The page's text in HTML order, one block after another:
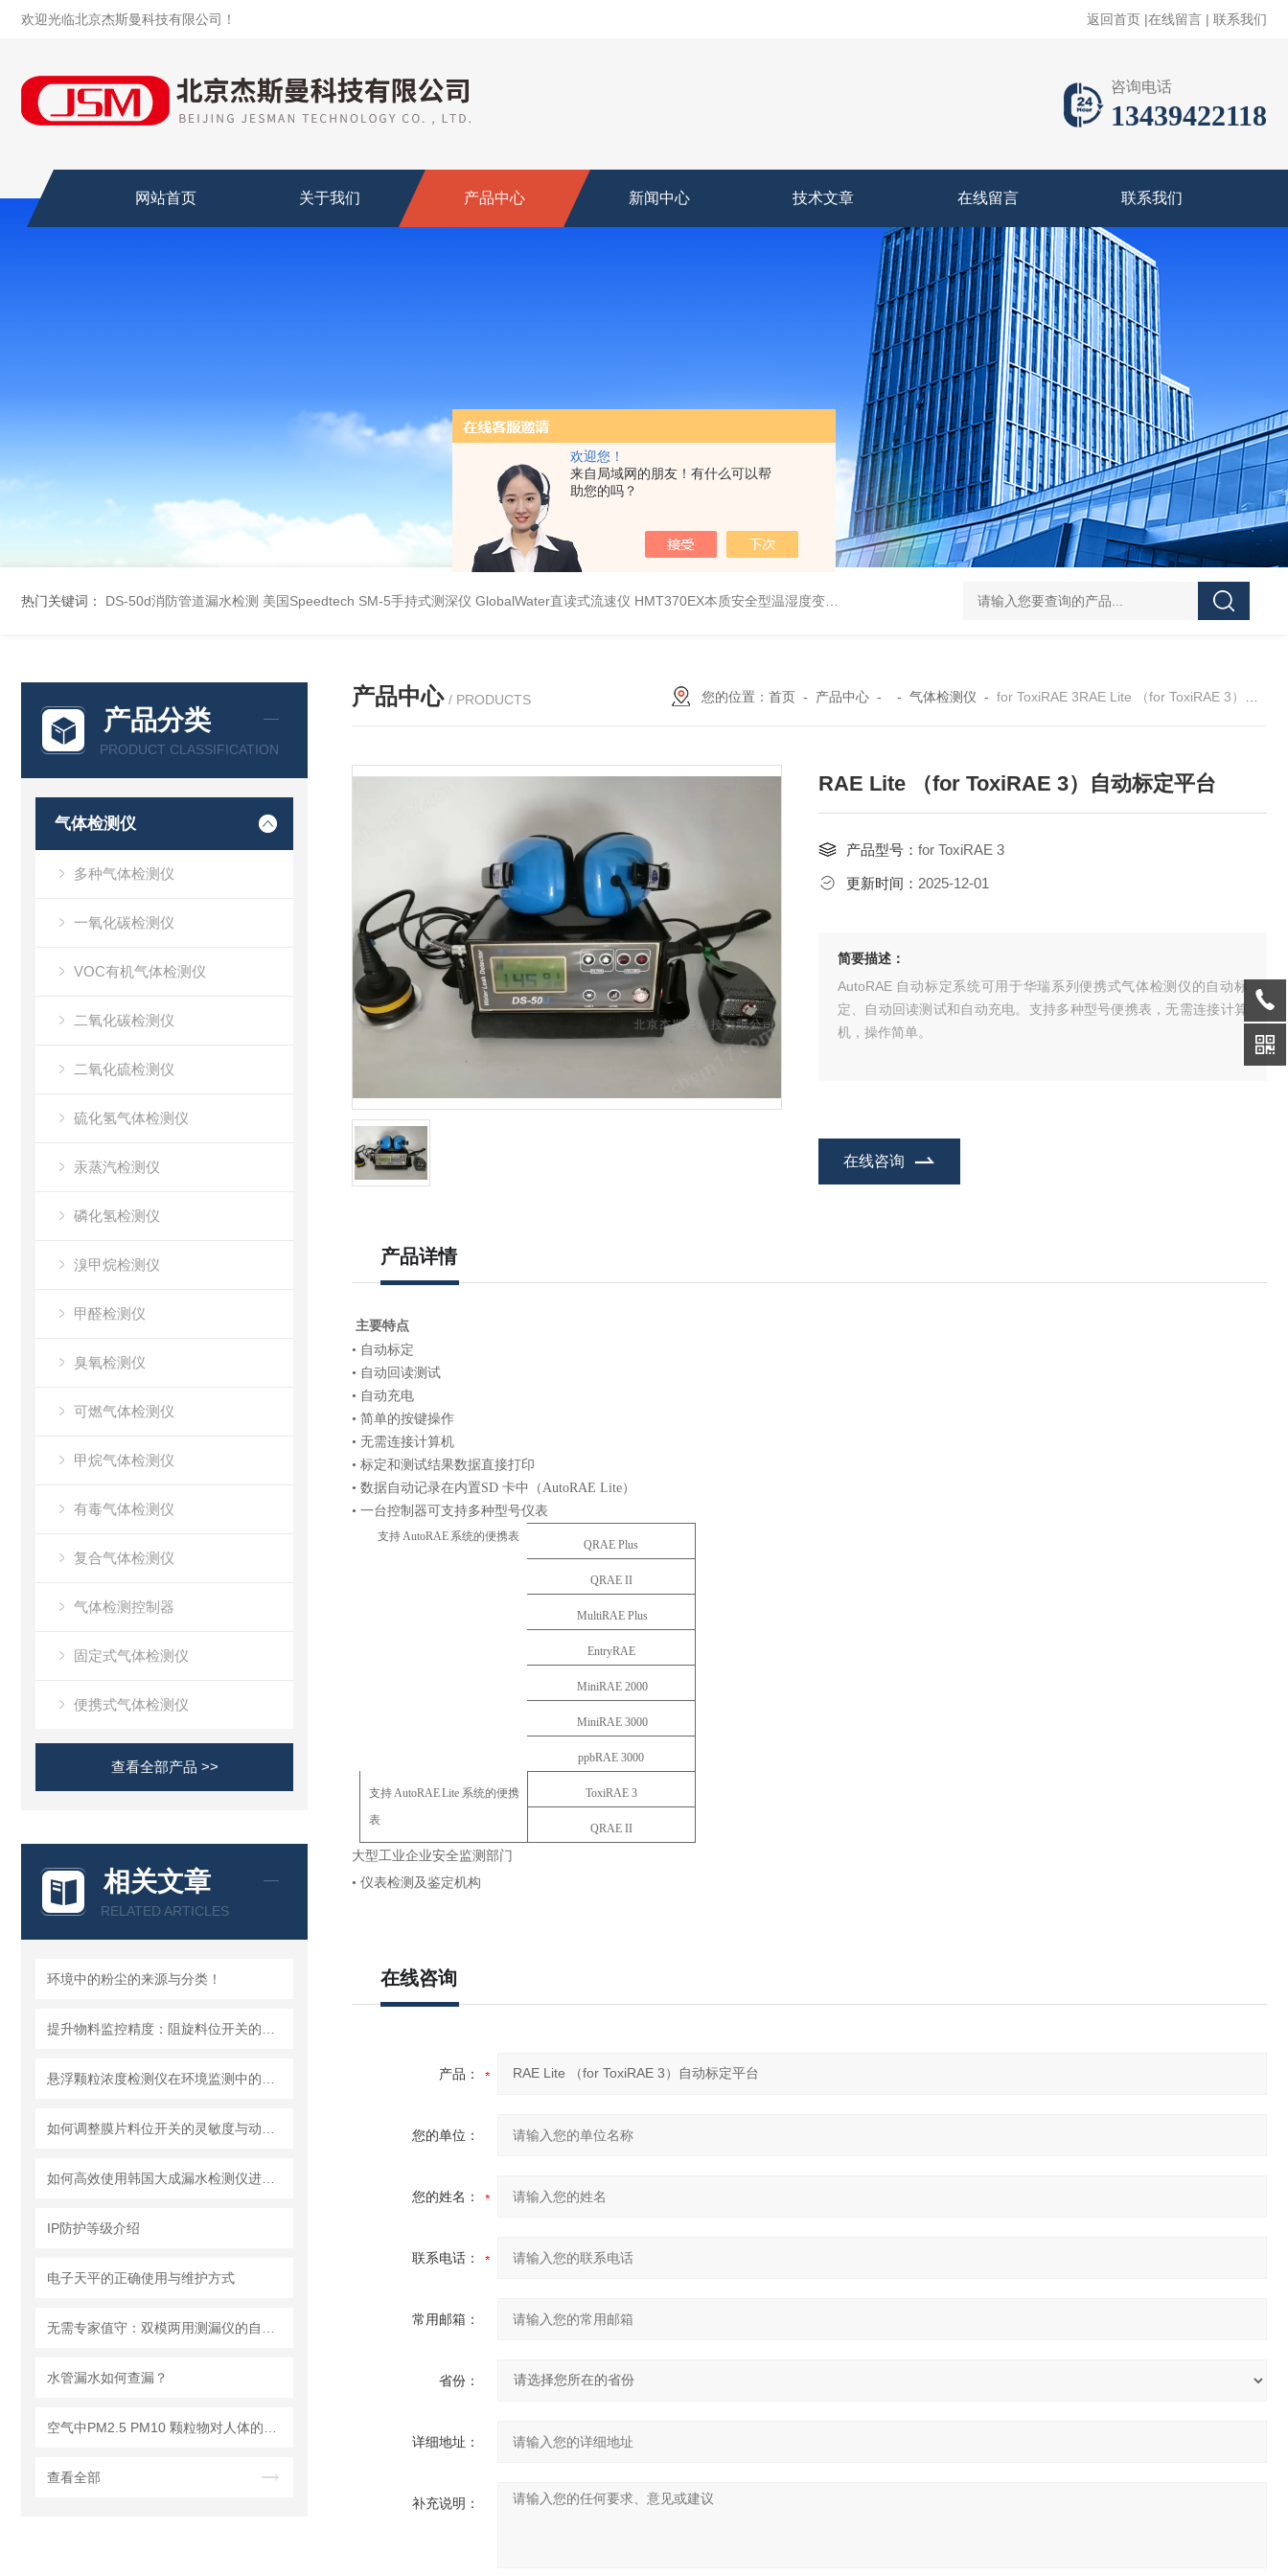
欢迎您！
来自局域网的朋友！有什么可以帮
助您的吗？
欢迎光临北京杰斯曼科技有限公司！ 返回首页 |在线留言 | 联系我们
咨询电话
13439422118
网站首页 关于我们 产品中心 新闻中心 技术文章 在线留言 联系我们
热门关键词： DS-50d消防管道漏水检测 美国Speedtech SM-5手持式测深仪 GlobalWater直读式流速仪 HMT370EX本质安全型温湿度变送器系列 适用于 0 区和 20 区 DS-50d韩国大成管道漏水检测仪 DS-50d韩国
产品分类
PRODUCT CLASSIFICATION
气体检测仪
多种气体检测仪
一氧化碳检测仪
VOC有机气体检测仪
二氧化碳检测仪
二氧化硫检测仪
硫化氢气体检测仪
汞蒸汽检测仪
磷化氢检测仪
溴甲烷检测仪
甲醛检测仪
臭氧检测仪
可燃气体检测仪
甲烷气体检测仪
有毒气体检测仪
复合气体检测仪
气体检测控制器
固定式气体检测仪
便携式气体检测仪
查看全部产品 >>
相关文章
RELATED ARTICLES
环境中的粉尘的来源与分类！
IP防护等级介绍
电子天平的正确使用与维护方式
水管漏水如何查漏？
查看全部
产品中心 / PRODUCTS 您的位置： 首页- 产品中心- - 气体检测仪 - for ToxiRAE 3RAE Lite （for ToxiRAE 3）自动标定平台
RAE Lite （for ToxiRAE 3）自动标定平台
产品型号： for ToxiRAE 3
更新时间： 2025-12-01
简要描述：
AutoRAE 自动标定系统可用于华瑞系列便携式气体检测仪的自动标
定、自动回读测试和自动充电。支持多种型号便携表，无需连接计算
机，操作简单。
在线咨询
产品详情
主要特点
• 自动标定
• 自动回读测试
• 自动充电
• 简单的按键操作
• 无需连接计算机
• 标定和测试结果数据直接打印
• 数据自动记录在内置SD 卡中（AutoRAE Lite）
• 一台控制器可支持多种型号仪表
支持AutoRAE 系统的便携表
QRAE Plus
QRAE II
MultiRAE Plus
EntryRAE
MiniRAE 2000
MiniRAE 3000
ppbRAE 3000
支持AutoRAELite 系统的便携
表
ToxiRAE 3
QRAE II
大型工业企业安全监测部门
• 仪表检测及鉴定机构
在线咨询
产品：
您的单位：
您的姓名：
联系电话：
常用邮箱：
省份：
详细地址：
补充说明：